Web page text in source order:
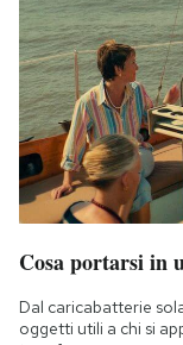
Cosa portarsi in
Dal caricabatterie
oggetti utili a chi si